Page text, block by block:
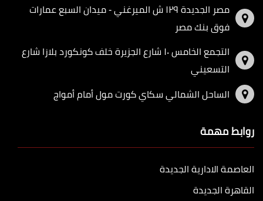
مصر الجديدة ١٢٩ ش الميرغني - ميدان السبع عمارات
فوق بنك مصر
التجمع الخامس ١٠ شارع الجزيرة خلف كونكورد بلازا شارع
التسعيني
الساحل الشمالي سكاي كورت مول أمام أمواج
روابط مهمة
العاصمة الادارية الجديدة
القاهرة الجديدة